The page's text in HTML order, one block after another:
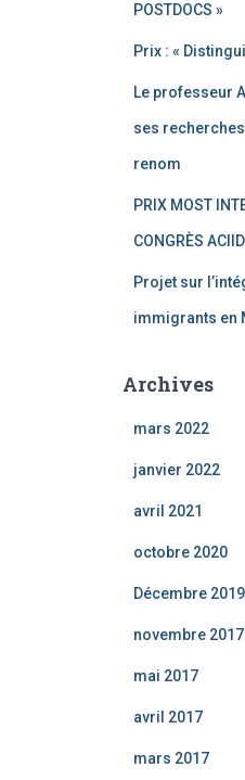
POSTDOCS »
Prix : «
Le professeur
ses
renom
PRIX MOST
CONGRÈS
Projet sur
immigrants en
Archives
mars 2022
janvier 2022
avril 2021
octobre 2020
Décembre 2019
novembre 2017
mai 2017
avril 2017
mars 2017